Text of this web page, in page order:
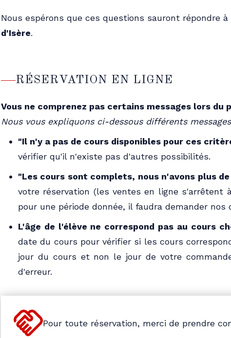
Nous espérons que ces questions sauront répondre
d'Isère.
RÉSERVATION EN LIGNE
Vous ne comprenez pas certains messages lors du
Nous vous expliquons ci-dessous différents
"Il n'y a pas de cours disponibles pour ces
vérifier qu'il n'existe pas d'autres possibilités.
"Les cours sont complets, nous n'avons plus
votre réservation (les ventes en ligne
pour une période donnée, il faudra demander
L'âge de l'élève ne correspond pas au cours
date du cours pour vérifier si les cours
jour du cours et non le jour de votre
d'erreur.
Pour toute réservation, merci de prendre